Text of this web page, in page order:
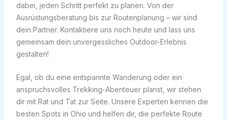
dabei, jeden Schritt perfekt zu planen. Von der
Ausrüstungsberatung bis zur Routenplanung – wir sind
dein Partner. Kontaktiere uns noch heute und lass uns
gemeinsam dein unvergessliches Outdoor-Erlebnis
gestalten!
Egal, ob du eine entspannte Wanderung oder ein
anspruchsvolles Trekking-Abenteuer planst, wir stehen
dir mit Rat und Tat zur Seite. Unsere Experten kennen die
besten Spots in Ohio und helfen dir, die perfekte Route